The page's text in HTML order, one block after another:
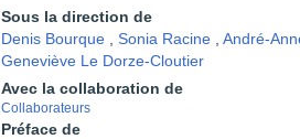
Sous la direction de
Denis Bourque
Sonia Racine André-
Geneviève Le Dorze-Cloutier
Avec la collaboration de
Collaborateurs
Préface de